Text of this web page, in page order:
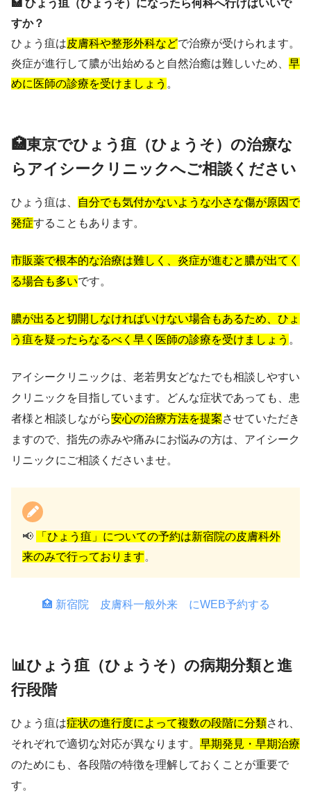
🏥 ひょう疽（ひょうそ）になったら何科へ行けばいいで
すか？
ひょう疽は皮膚科や整形外科などで治療が受けられます。
炎症が進行して膿が出始めると自然治癒は難しいため、 早
めに医師の診療を受けましょう 。
🏥東京でひょう疽（ひょうそ）の治療な
らアイシークリニックへご相談ください
ひょう疽は、
自分でも気付かないような小さな傷が原因で
発症することもあります。
市販薬で根本的な治療は難しく、炎症が進むと膿が出てく
る場合も多いです。
膿が出ると切開しなければいけない場合もあるため、ひょ
う疽を疑ったらなるべく早く医師の診療を受けましょう 。
アイシークリニックは、老若男女どなたでも相談しやすい
クリニックを目指しています。どんな症状であっても、患
者様と相談しながら安心の治療方法を提案させていただき
ますので、指先の赤みや痛みにお悩みの方は、アイシーク
リニックにご相談くださいませ。
📢
「ひょう疽」についての予約は新宿院の皮膚科外
来のみで行っております。
🏥 新宿院 皮膚科一般外来 にWEB予約する
📊ひょう疽（ひょうそ）の病期分類と進
行段階
ひょう疽は症状の進行度によって複数の段階に分類され、
それぞれで適切な対応が異なります。 早期発見・早期治療
のためにも、各段階の特徴を理解しておくことが重要で
す。